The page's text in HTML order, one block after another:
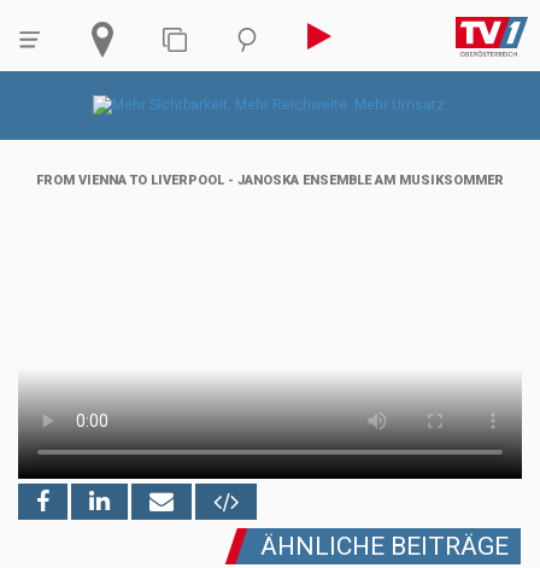
FROM VIENNA TO LIVERPOOL - JANOSKA ENSEMBLE AM MUSIKSOMMER
ÄHNLICHE BEITRÄGE